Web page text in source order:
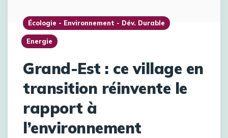
Écologie - Environnement - Dév. Durable
Energie
Grand-Est : ce village en
transition réinvente le
rapport à
l’environnement